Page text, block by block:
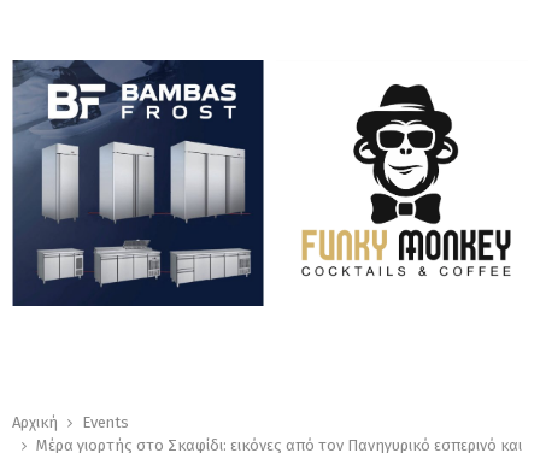
Αρχική
Events
Μέρα γιορτής στο Σκαφίδι: εικόνες από τον Πανηγυρικό εσπερινό και